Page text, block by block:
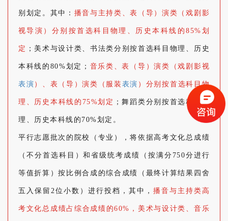
别划定。其中： 播音与主持类、表（导）演类（戏剧影
视导演）分别按首选科目物理、历史本科线的85%划
定 ；美术与设计类、书法类分别按首选科目物理、历史
本科线的80%划定； 音乐类、表（导）演类（戏剧影视
表演 ）、表（导）演类（服装 表演 ）分别按首选科目物
理、历史本科线的75%划定 ；舞蹈类分别按首选科目物
理、历史本科线的70%划定。
平行志愿批次的院校（专业），将依据高考文化总成绩
（不分首选科目）和省级统考成绩（按满分750分进行
等值折算）按比例合成的综合成绩（最终计算结果四舍
五入保留2位小数）进行投档，其中 ， 播音与主持类高
考文化总成绩占综合成绩的60%，美术与设计类、音乐